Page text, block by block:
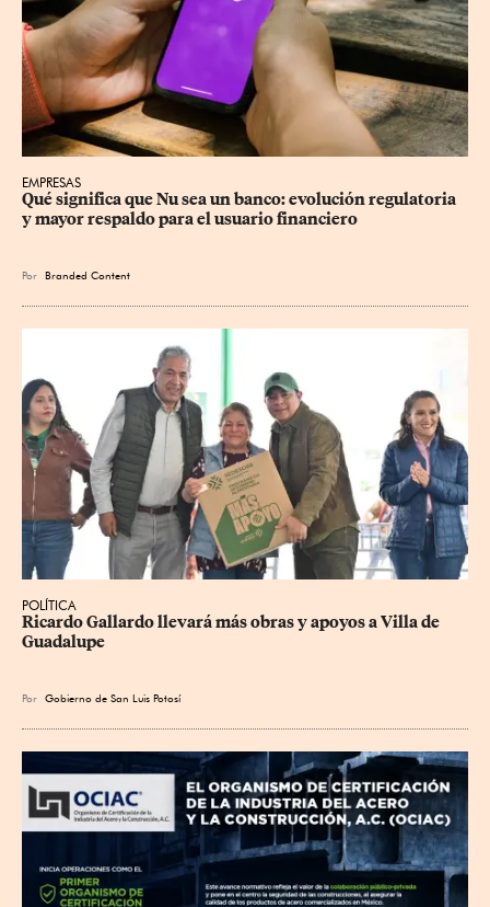
EMPRESAS
Qué significa que Nu sea un banco: evolución regulatoria
y mayor respaldo para el usuario financiero
Por Branded Content
POLÍTICA
Ricardo Gallardo llevará más obras y apoyos a Villa de
Guadalupe
Por Gobierno de San Luis Potosí